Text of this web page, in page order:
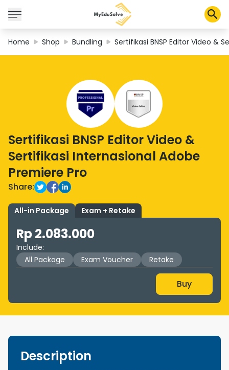
Shop
My Cart
Profile
Home Shop Bundling Sertifikasi BNSP Editor Video &
Sertifikasi BNSP Editor Video &
Sertifikasi Internasional Adobe
Premiere Pro
Share:
All-in Package Exam + Retake
Rp 2.083.000
Include:
All Package
Exam Voucher Retake
Buy
Description